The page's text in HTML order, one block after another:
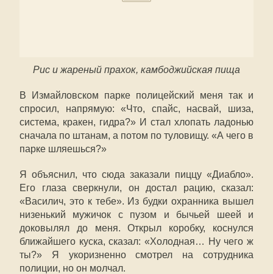
Рис и жареный прахок, камбоджийская пища
В Измайловском парке полицейский меня так и
спросил, напрямую: «Что, спайс, насвай, шиза,
система, кракен, гидра?» И стал хлопать ладонью
сначала по штанам, а потом по туловищу. «А чего в
парке шляешься?»
Я объяснил, что сюда заказали пиццу «Диабло».
Его глаза сверкнули, он достал рацию, сказал:
«Василич, это к тебе». Из будки охранника вышел
низенький мужичок с пузом и бычьей шеей и
доковылял до меня. Открыл коробку, коснулся
ближайшего куска, сказал: «Холодная… Ну чего ж
ты?» Я укоризненно смотрел на сотрудника
полиции, но он молчал.